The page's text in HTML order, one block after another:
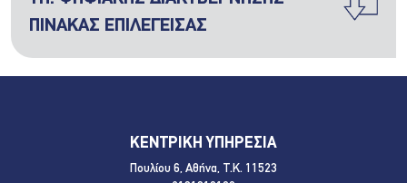
ΠΙΝΑΚΑΣ ΕΠΙΛΕΓΕΙΣΑΣ
ΚΕΝΤΡΙΚΗ ΥΠΗΡΕΣΙΑ
Πουλίου 6, Αθήνα, Τ.Κ. 11523